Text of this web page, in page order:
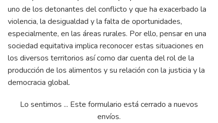
status
Lo sentimos ... Este formulario está cerrado a nuevos
envíos.
uno de los detonantes del conflicto y que ha exacerbado la
violencia, la desigualdad y la falta de oportunidades,
especialmente, en las áreas rurales. Por ello, pensar en una
sociedad equitativa implica reconocer estas situaciones en
los diversos territorios así como dar cuenta del rol de la
producción de los alimentos y su relación con la justicia y la
democracia global.